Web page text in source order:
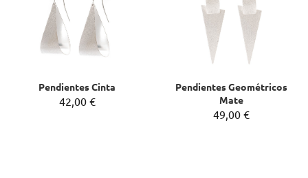
Pendientes Cinta
42,00 €
Pendientes Geométricos
Mate
49,00 €